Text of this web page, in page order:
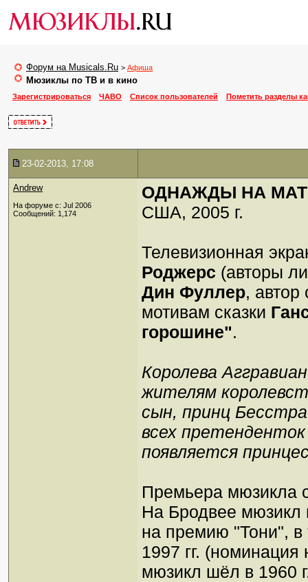
Форум на Musicals.Ru > Афиша
Мюзиклы по ТВ и в кино
Зарегистрироваться ЧАВО Список пользователей Пометить разделы
23-02-2013, 17:08
Andrew
На форуме с: Jul 2006
Сообщений: 1,174
ОДНАЖДЫ НА
США, 2005 г.
Телевизионная
Роджерс (авторы
Дин Фуллер, автор
мотивам сказки
горошине".
Королева
жителям
сын, принц
всех претенденток
появляется
Премьера мюзикла
На Бродвее мюзикл
на премию "Тони", в
1997 гг.
мюзикл шёл в 1960